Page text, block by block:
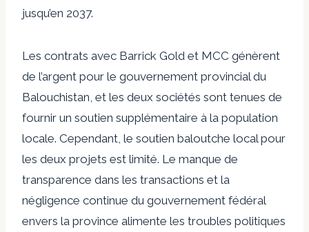
jusqu’en 2037.
Les contrats avec Barrick Gold et MCC génèrent
de l’argent pour le gouvernement provincial du
Balouchistan, et les deux sociétés sont tenues de
fournir un soutien supplémentaire à la population
locale. Cependant, le soutien baloutche local pour
les deux projets est limité. Le manque de
transparence dans les transactions et la
négligence continue du gouvernement fédéral
envers la province alimente les troubles politiques